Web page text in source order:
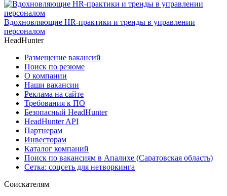
Вдохновляющие HR-практики и тренды в управлении
персоналом
HeadHunter
Размещение вакансий
Поиск по резюме
О компании
Наши вакансии
Реклама на сайте
Требования к ПО
Безопасный HeadHunter
HeadHunter API
Партнерам
Инвесторам
Каталог компаний
Поиск по вакансиям в Апалихе (Саратовская область)
Сетка: соцсеть для нетворкинга
Соискателям